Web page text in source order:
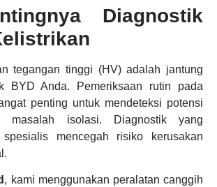
Diagnostik
tegangan tinggi (HV) adalah jantung
BYD Anda. Pemeriksaan rutin pada
penting untuk mendeteksi potensi
masalah isolasi. Diagnostik yang
mencegah risiko kerusakan
, kami menggunakan peralatan canggih